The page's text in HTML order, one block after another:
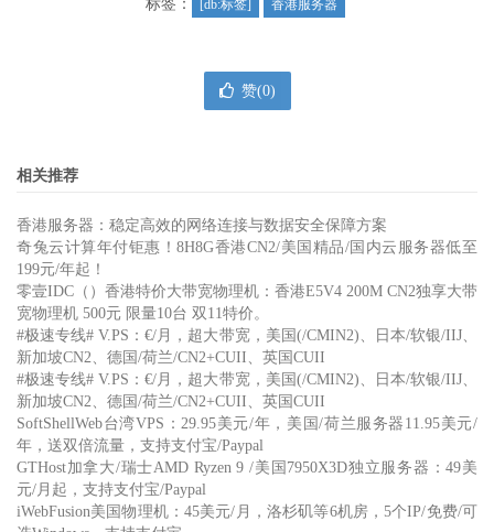
标签： [db:标签] 香港服务器
赞(0)
相关推荐
香港服务器：稳定高效的网络连接与数据安全保障方案
奇兔云计算年付钜惠！8H8G香港CN2/美国精品/国内云服务器低至
199元/年起！
零壹IDC（）香港特价大带宽物理机：香港E5V4 200M CN2独享大带
宽物理机 500元 限量10台 双11特价。
#极速专线# V.PS：€/月，超大带宽，美国(/CMIN2)、日本/软银/IIJ、
新加坡CN2、德国/荷兰/CN2+CUII、英国CUII
#极速专线# V.PS：€/月，超大带宽，美国(/CMIN2)、日本/软银/IIJ、
新加坡CN2、德国/荷兰/CN2+CUII、英国CUII
SoftShellWeb台湾VPS：29.95美元/年，美国/荷兰服务器11.95美元/
年，送双倍流量，支持支付宝/Paypal
GTHost加拿大/瑞士AMD Ryzen 9 /美国7950X3D独立服务器：49美
元/月起，支持支付宝/Paypal
iWebFusion美国物理机：45美元/月，洛杉矶等6机房，5个IP/免费/可